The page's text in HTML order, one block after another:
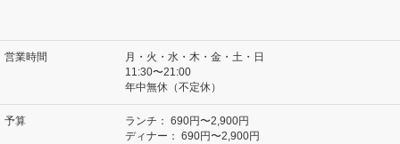
営業時間
月・火・水・木・金・土・日
11:30〜21:00
年中無休（不定休）
予算 ランチ： 690円〜2,900円
ディナー： 690円〜2,900円